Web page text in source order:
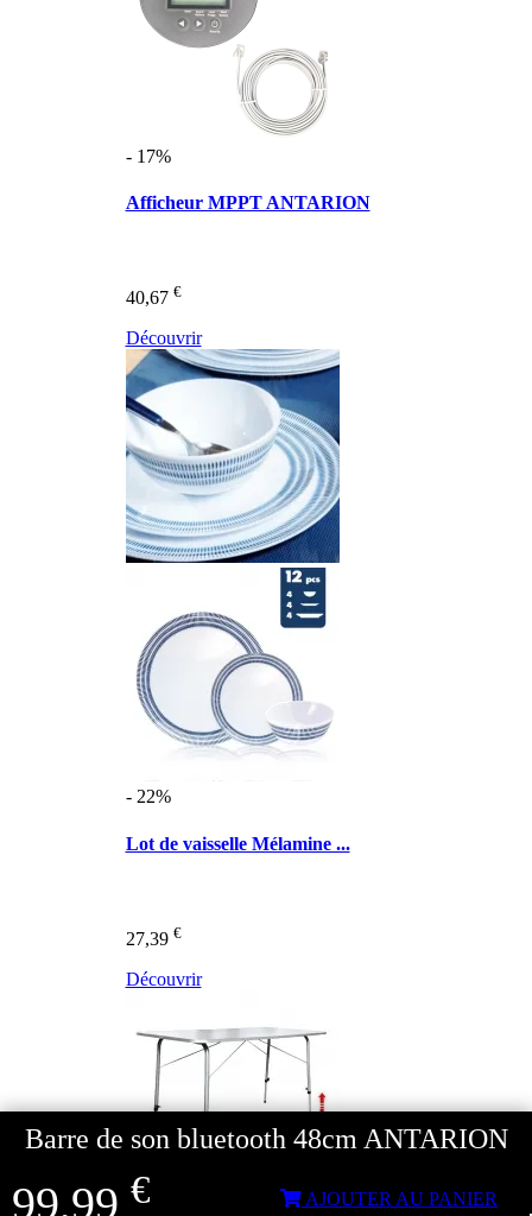
- 17%
Afficheur MPPT ANTARION
40,67 €
Découvrir
- 22%
Lot de vaisselle Mélamine ...
27,39 €
Découvrir
Barre de son bluetooth 48cm ANTARION
99,99 € AJOUTER AU PANIER